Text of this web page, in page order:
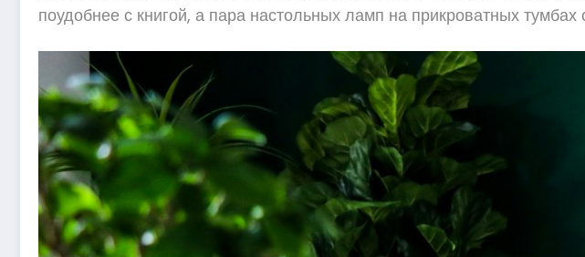
поудобнее с книгой, а пара настольных ламп на прикроватных